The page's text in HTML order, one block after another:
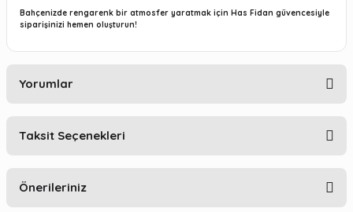
Bahçenizde rengarenk bir atmosfer yaratmak için Has Fidan güvencesiyle
siparişinizi hemen oluşturun!
Yorumlar
Taksit Seçenekleri
Önerileriniz